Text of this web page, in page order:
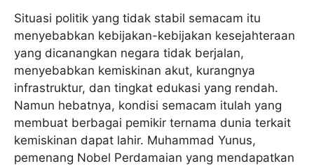
Situasi politik yang tidak stabil semacam itu
menyebabkan kebijakan-kebijakan kesejahteraan
yang dicanangkan negara tidak berjalan,
menyebabkan kemiskinan akut, kurangnya
infrastruktur, dan tingkat edukasi yang rendah.
Namun hebatnya, kondisi semacam itulah yang
membuat berbagai pemikir ternama dunia terkait
kemiskinan dapat lahir. Muhammad Yunus,
pemenang Nobel Perdamaian yang mendapatkan